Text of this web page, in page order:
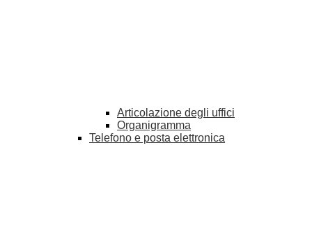
Articolazione degli uffici
Organigramma
Telefono e posta elettronica